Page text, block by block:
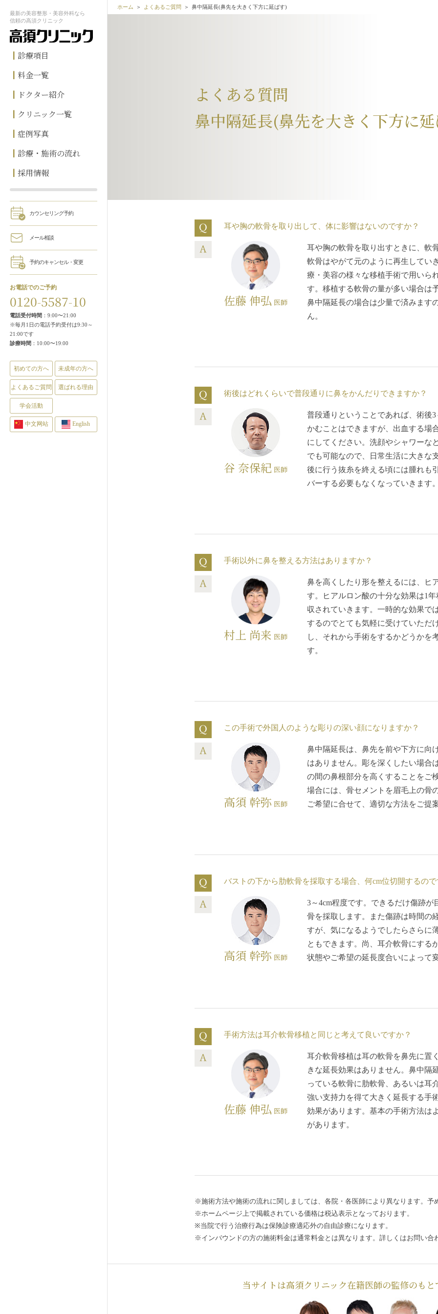
最新の美容整形・美容外科なら
信頼の高須クリニック
診療項目
料金一覧
ドクター紹介
クリニック一覧
症例写真
診療・施術の流れ
採用情報
カウンセリング予約
メール相談
予約のキャンセル・変更
お電話でのご予約
0120-5587-10
電話受付時間 ：9:00〜21:00
※毎月1日の電話予約受付は9:30～
21:00です
診療時間 ：10:00〜19:00
初めての方へ 未成年の方へ
よくあるご質問 選ばれる理由
学会活動
中文网站 English
ホーム よくあるご質問 鼻中隔延長(鼻先を大きく下方に延ばす)
よくある質問
鼻中隔延長(鼻先を大きく下方に
耳や胸の軟骨を取り出して、体に影響はないのですか？
佐藤 伸弘 医師
耳や胸の軟骨を取り出すときに、軟
軟骨はやがて元のように再生してい
療・美容の様々な移植手術で用いら
す。移植する軟骨の量が多い場合は
鼻中隔延長の場合は少量で済みます
ん。
術後はどれくらいで普段通りに鼻をかんだりできますか？
谷 奈保紀 医師
普段通りということであれば、術後
かむことはできますが、出血する場
にしてください。洗顔やシャワーな
でも可能なので、日常生活に大きな
後に行う抜糸を終える頃には腫れも
バーする必要もなくなっていきます
手術以外に鼻を整える方法はありますか？
村上 尚来 医師
鼻を高くしたり形を整えるには、ヒ
す。ヒアルロン酸の十分な効果は1
収されていきます。一時的な効果で
するのでとても気軽に受けていただ
し、それから手術をするかどうかを
す。
この手術で外国人のような彫りの深い顔になりますか？
高須 幹弥 医師
鼻中隔延長は、鼻先を前や下方に向
はありません。彫を深くしたい場合
の間の鼻根部分を高くすることをご
場合には、骨セメントを眉毛上の骨
ご希望に合せて、適切な方法をご提
バストの下から肋軟骨を採取する場合、何cm位切開するの
高須 幹弥 医師
3～4cm程度です。できるだけ傷跡
骨を採取します。また傷跡は時間の
すが、気になるようでしたらさらに
ともできます。尚、耳介軟骨にする
状態やご希望の延長度合いによって
手術方法は耳介軟骨移植と同じと考えて良いですか？
佐藤 伸弘 医師
耳介軟骨移植は耳の軟骨を鼻先に置
きな延長効果はありません。鼻中隔
っている軟骨に肋軟骨、あるいは耳
強い支持力を得て大きく延長する手
効果があります。基本の手術方法は
があります。
※施術方法や施術の流れに関しましては、各院・各医師により異なります。予
※ホームページ上で掲載されている価格は税込表示となっております。
※当院で行う治療行為は保険診療適応外の自由診療になります。
※インバウンドの方の施術料金は通常料金とは異なります。詳しくはお問い合
当サイトは高須クリニック在籍医師の監修のも